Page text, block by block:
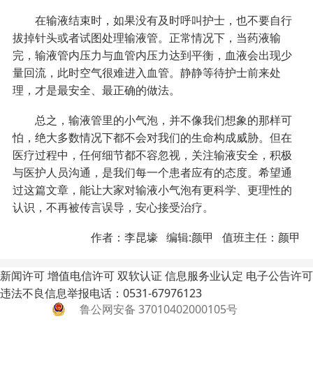
在输液结束时，如果没有及时呼叫护士，也不要自行
拔掉针头或者试图处理输液管。正常情况下，当药液输
完，输液管内压力与血管内压力达到平衡，血液会出现少
量回流，此时空气很难进入血管。静静等待护士前来处
理，才是最安全、最正确的做法。
总之，输液管里的小气泡，并不像我们想象的那样可
怕，绝大多数情况下都不会对我们的生命构成威胁。但在
医疗过程中，任何细节都不容忽视，关注输液安全，积极
与医护人员沟通，是我们每一个患者应有的态度。希望通
过这篇文章，能让大家对输液小气泡有更科学、更理性的
认识，不再被传言误导，安心接受治疗。
作者：李昆壕 编辑:颜甲 值班主任：颜甲
新闻许可增值电信许可双软认证 信息服务业认定 电子公告许可
违法不良信息举报电话：0531-67976123
鲁公网安备 37010402000105号